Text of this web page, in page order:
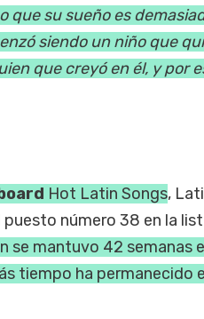
que su sueño es
siendo un niño que
que creyó en él, y por
Hot Latin Songs,
número 38 en la
se mantuvo 42 semanas
tiempo ha permanecido